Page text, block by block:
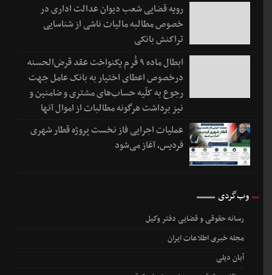
رویه قضایی شعب دیوان عدالت اداری در
خصوص مطالبه مالیات ناشی از شناسایی
تراکنش بانکی
ابطال ماده ۹ فُرم یکنواخت عقد قرض‌الحسنه
درخصوص اعطای اختیار به بانک عامل جهت
رجوع به کلّیه حساب‌های مشتری و ضامنین و
نیز برداشت هرگونه مطالبات از اموال آنها
عملیات اجرایی فاز نخست پروژه قطار شهری
فردیس، آغاز می‌شود
وب‌گردی
رسانه حقوقی و قضایی دفتر وکیل
مجله خبری اطلاعات ایران
آبان دیلی